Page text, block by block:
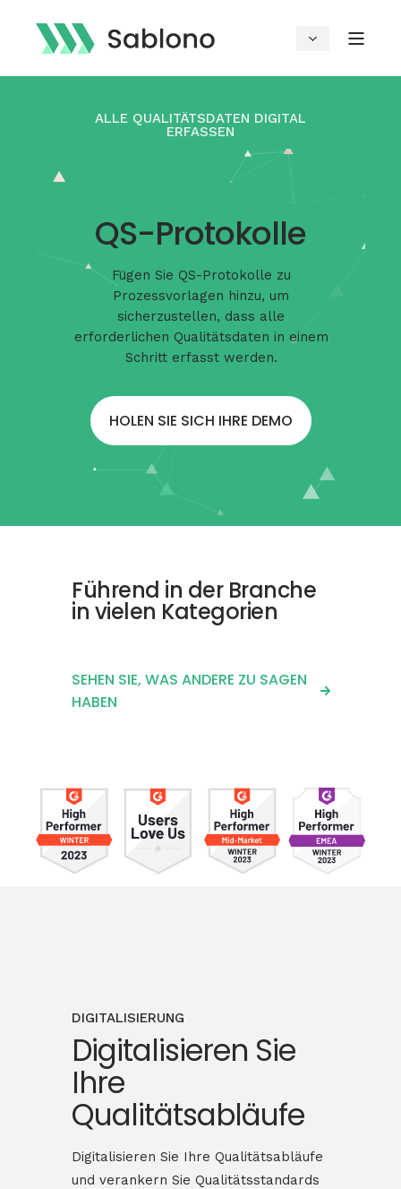
ALLE QUALITÄTSDATEN DIGITAL
ERFASSEN
QS-Protokolle
Fügen Sie QS-Protokolle zu
Prozessvorlagen hinzu, um
sicherzustellen, dass alle
erforderlichen Qualitätsdaten in einem
Schritt erfasst werden.
HOLEN SIE SICH IHRE DEMO
Führend in der Branche
in vielen Kategorien
SEHEN SIE, WAS ANDERE ZU SAGEN
HABEN
DIGITALISIERUNG
Digitalisieren Sie
Ihre
Qualitätsabläufe
Digitalisieren Sie Ihre Qualitätsabläufe
und verankern Sie Qualitätsstandards